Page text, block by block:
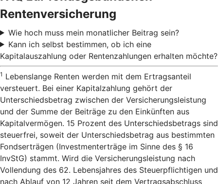
Rentenversicherung
Wie hoch muss mein monatlicher Beitrag sein?
Kann ich selbst bestimmen, ob ich eine
Kapitalauszahlung oder Rentenzahlungen erhalten möchte?
1 Lebenslange Renten werden mit dem Ertragsanteil
versteuert. Bei einer Kapitalzahlung gehört der
Unterschiedsbetrag zwischen der Versicherungsleistung
und der Summe der Beiträge zu den Einkünften aus
Kapitalvermögen. 15 Prozent des Unterschiedsbetrags sind
steuerfrei, soweit der Unterschiedsbetrag aus bestimmten
Fondserträgen (Investmenterträge im Sinne des § 16
InvStG) stammt. Wird die Versicherungsleistung nach
Vollendung des 62. Lebensjahres des Steuerpflichtigen und
nach Ablauf von 12 Jahren seit dem Vertragsabschluss